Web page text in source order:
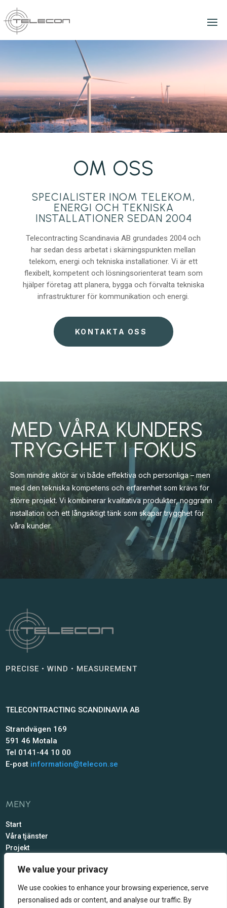
We value your privacy
We use cookies to enhance your browsing experience, serve
personalised ads or content, and analyse our traffic. By
OM OSS
SPECIALISTER INOM TELEKOM,
ENERGI OCH TEKNISKA
INSTALLATIONER SEDAN 2004
Telecontracting Scandinavia AB grundades 2004 och
har sedan dess arbetat i skärningspunkten mellan
telekom, energi och tekniska installationer. Vi är ett
flexibelt, kompetent och lösningsorienterat team som
hjälper företag att planera, bygga och förvalta tekniska
infrastrukturer för kommunikation och energi.
KONTAKTA OSS
MED VÅRA KUNDERS
TRYGGHET I FOKUS
Som mindre aktör är vi både effektiva och personliga – men
med den tekniska kompetens och erfarenhet som krävs för
större projekt. Vi kombinerar kvalitativa produkter, noggrann
installation och ett långsiktigt tänk som skapar trygghet för
våra kunder.
PRECISE • WIND • MEASUREMENT
TELECONTRACTING SCANDINAVIA AB
Strandvägen 169
591 46 Motala
Tel 0141-44 10 00
E-post information@telecon.se
MENY
Start
Våra tjänster
Projekt
Kontakt
SOCIALA MEDIER